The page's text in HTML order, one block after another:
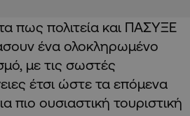
πως πολιτεία και ΠΑΣΥΞΕ
ένα ολοκληρωμένο
με τις σωστές
έτσι ώστε τα επόμενα
πιο ουσιαστική τουριστική